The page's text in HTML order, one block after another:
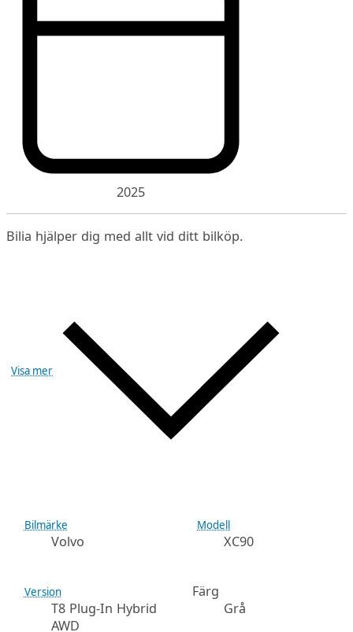
2025
Bilia hjälper dig med allt vid ditt bilköp.
Visa mer
Bilmärke
Volvo
Modell
XC90
Version
T8 Plug-In Hybrid
AWD
Färg
Grå